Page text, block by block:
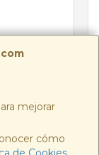
mejorar
cómo